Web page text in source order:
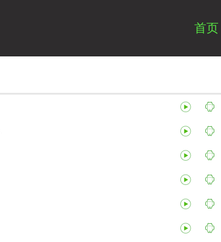
首页